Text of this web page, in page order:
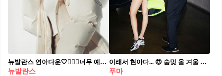
뉴발란스 연아다운🤍👰🏻‍♀️너무 예뻐 연느 언니 겨울 아우터☁️✨화이트 에디션 @고급져 #광고
뉴발란스
이래서 현아다... 😍 숨멎 올 겨울 패딩은 나도 요고🧤
푸마